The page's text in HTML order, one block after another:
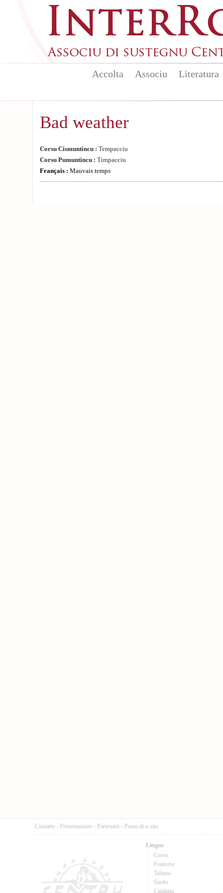
Accolta Associu Literatura
Bad weather
Corsu Cismuntincu : Tempacciu
Corsu Pumuntincu : Timpacciu
Français : Mauvais temps
Cuntattu - Presentazione - Partenarii - Pianu di u situ
Lingue
Corsu
Francese
Talianu
Sardu
Catalanu